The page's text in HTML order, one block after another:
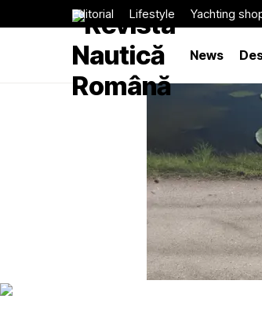
Editorial Lifestyle Yachting
News